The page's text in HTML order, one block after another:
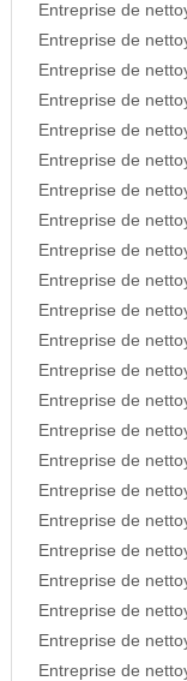
Entreprise de
Entreprise de
Entreprise de
Entreprise de
Entreprise de
Entreprise de
Entreprise de
Entreprise de
Entreprise de
Entreprise de
Entreprise de
Entreprise de
Entreprise de
Entreprise de
Entreprise de
Entreprise de
Entreprise de
Entreprise de
Entreprise de
Entreprise de
Entreprise de
Entreprise de
Entreprise de